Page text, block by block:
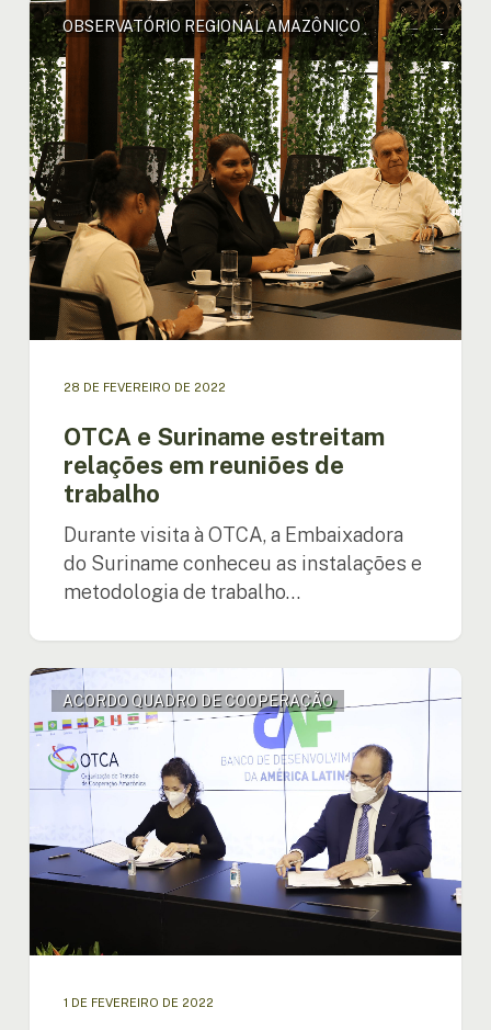
OTCA
e
Suriname
estreitam
relações
em
reuniões
de
trabalho
OBSERVATÓRIO REGIONAL AMAZÔNICO
28 DE FEVEREIRO DE 2022
OTCA e Suriname estreitam
relações em reuniões de
trabalho
Durante visita à OTCA, a Embaixadora
do Suriname conheceu as instalações e
metodologia de trabalho…
OTCA
CAF
fortalecem
parceria
melhorar
as
condições
da
ACORDO QUADRO DE COOPERAÇÃO
1 DE FEVEREIRO DE 2022